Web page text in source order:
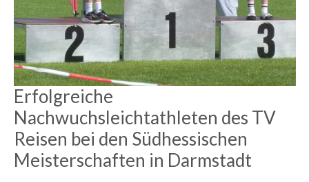
Erfolgreiche
Nachwuchsleichtathleten des TV
Reisen bei den Südhessischen
Meisterschaften in Darmstadt